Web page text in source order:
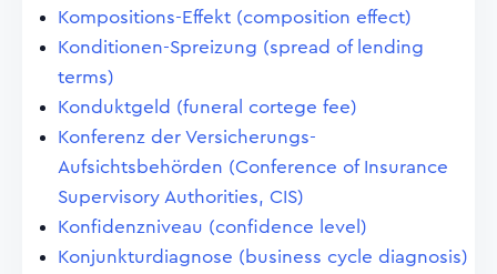
Kompositions-Effekt (composition effect)
Konditionen-Spreizung (spread of lending
terms)
Konduktgeld (funeral cortege fee)
Konferenz der Versicherungs-
Aufsichtsbehörden (Conference of Insurance
Supervisory Authorities, CIS)
Konfidenzniveau (confidence level)
Konjunkturdiagnose (business cycle diagnosis)